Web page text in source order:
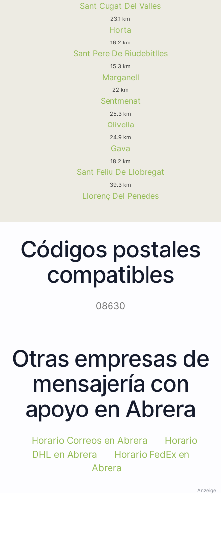
Sant Cugat Del Valles
23.1 km
Horta
18.2 km
Sant Pere De Riudebitlles
15.3 km
Marganell
22 km
Sentmenat
25.3 km
Olivella
24.9 km
Gava
18.2 km
Sant Feliu De Llobregat
39.3 km
Llorenç Del Penedes
Códigos postales
compatibles
08630
Otras empresas de
mensajería con
apoyo en Abrera
Horario Correos en Abrera
Horario
DHL en Abrera
Horario FedEx en
Abrera
Anzeige